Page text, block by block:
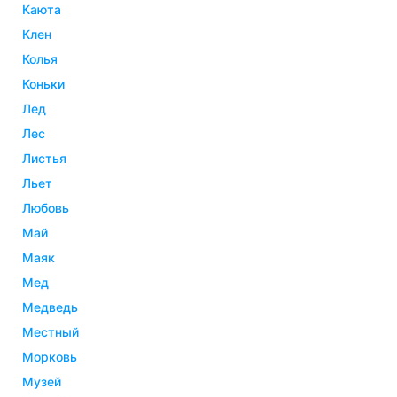
каюта
клен
колья
коньки
лед
лес
листья
льет
любовь
май
маяк
мед
медведь
местный
морковь
музей